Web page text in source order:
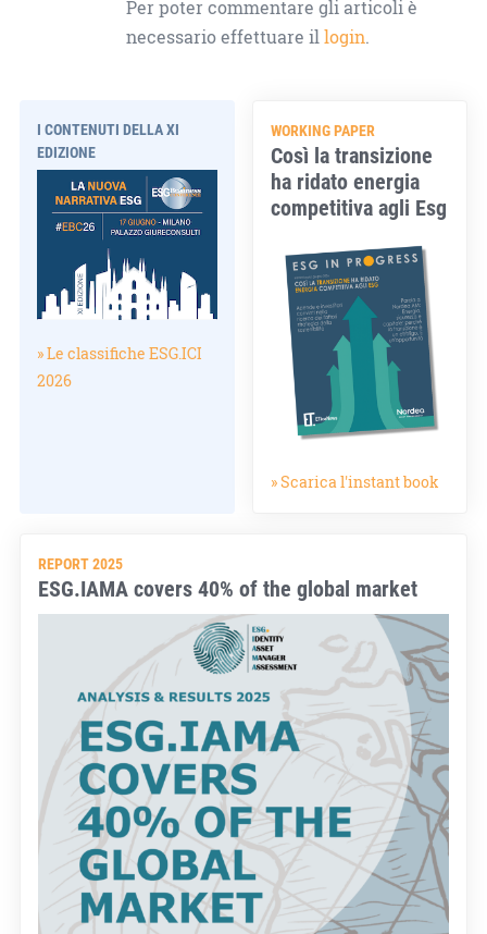
Per poter commentare gli articoli è
necessario effettuare illogin.
I CONTENUTI DELLA XI
EDIZIONE
» Le classifiche ESG.ICI
2026
WORKING PAPER
Così la transizione
ha ridato energia
competitiva agli Esg
» Scarica l'instant book
REPORT 2025
ESG.IAMA covers 40% of the global market